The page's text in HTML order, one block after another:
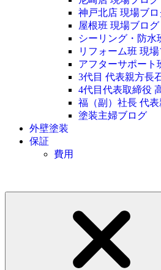
神戸北店 現場ブロ
屋根班 現場ブログ
シーリング・防水
リフォーム班 現
アフターサポート
3代目 代表親方長
4代目代表取締役
福（副）社長 代表
塗装主婦ブログ
外壁塗装
保証
費用